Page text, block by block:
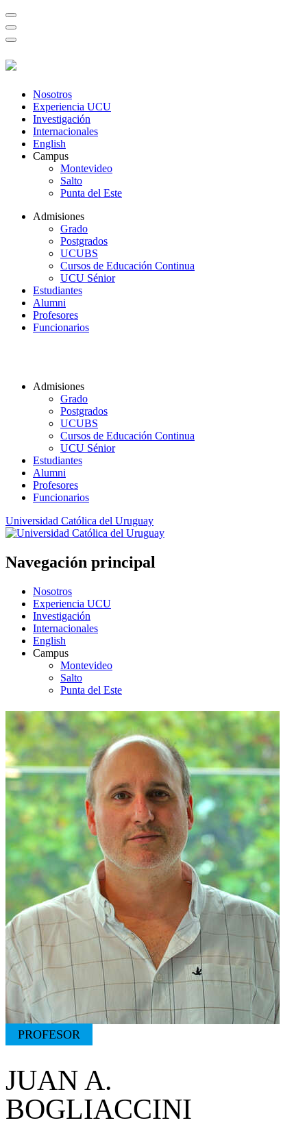
Nosotros
Experiencia UCU
Investigación
Internacionales
English
Campus
Montevideo
Salto
Punta del Este
Admisiones
Grado
Postgrados
UCUBS
Cursos de Educación Continua
UCU Sénior
Estudiantes
Alumni
Profesores
Funcionarios
Admisiones
Grado
Postgrados
UCUBS
Cursos de Educación Continua
UCU Sénior
Estudiantes
Alumni
Profesores
Funcionarios
Universidad Católica del Uruguay
Navegación principal
Nosotros
Experiencia UCU
Investigación
Internacionales
English
Campus
Montevideo
Salto
Punta del Este
PROFESOR
JUAN A.
BOGLIACCINI